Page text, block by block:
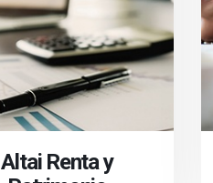
Altai Renta y